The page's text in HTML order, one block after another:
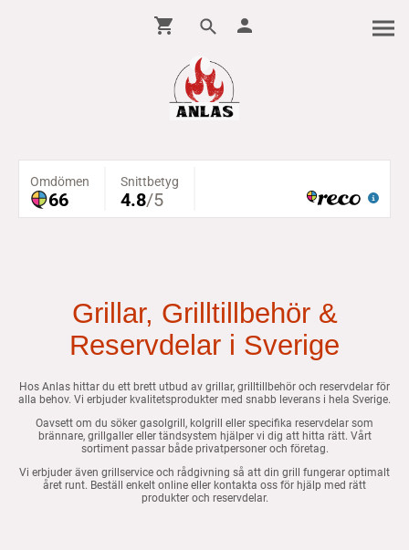
Grillar, Grilltillbehör &
Reservdelar i Sverige
Hos Anlas hittar du ett brett utbud av grillar, grilltillbehör och reservdelar för
alla behov. Vi erbjuder kvalitetsprodukter med snabb leverans i hela Sverige.
Oavsett om du söker gasolgrill, kolgrill eller specifika reservdelar som
brännare, grillgaller eller tändsystem hjälper vi dig att hitta rätt. Vårt
sortiment passar både privatpersoner och företag.
Vi erbjuder även grillservice och rådgivning så att din grill fungerar optimalt
året runt. Beställ enkelt online eller kontakta oss för hjälp med rätt
produkter och reservdelar.